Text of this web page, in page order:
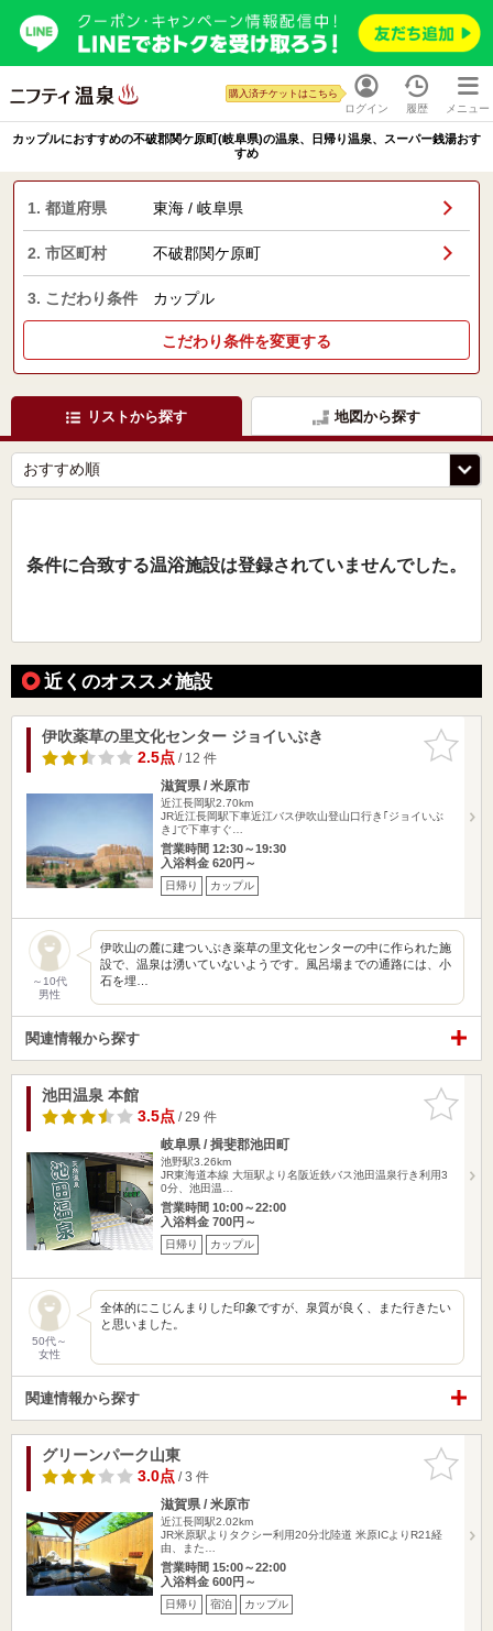
ログイン
購入済チケットはこちら
履歴 メニュー
カップルにおすすめの不破郡関ケ原町(岐阜県)の温泉、日帰り温泉、スーパー銭湯おす
すめ
1. 都道府県 東海 / 岐阜県
2. 市区町村 不破郡関ケ原町
3. こだわり条件 カップル
こだわり条件を変更する
リストから探す 地図から探す
条件に合致する温浴施設は登録されていませんでした。
近くのオススメ施設
お気に入
りに追加
伊吹薬草の里文化センター ジョイいぶき
2.5点/ 12 件
滋賀県 / 米原市
近江長岡駅2.70km
JR近江長岡駅下車近江バス伊吹山登山口行き｢ジョイいぶ
き｣で下車すぐ…
営業時間 12:30～19:30
入浴料金 620円～
日帰り カップル
～10代
男性
伊吹山の麓に建ついぶき薬草の里文化センターの中に作られた施
設で、温泉は湧いていないようです。風呂場までの通路には、小
石を埋…
関連情報から探す
お気に入
りに追加
池田温泉 本館
3.5点/ 29 件
岐阜県 / 揖斐郡池田町
池野駅3.26km
JR東海道本線 大垣駅より名阪近鉄バス池田温泉行き利用3
0分、池田温…
営業時間 10:00～22:00
入浴料金 700円～
日帰り カップル
50代～
女性
全体的にこじんまりした印象ですが、泉質が良く、また行きたい
と思いました。
関連情報から探す
お気に入
りに追加
グリーンパーク山東
3.0点/ 3 件
滋賀県 / 米原市
近江長岡駅2.02km
JR米原駅よりタクシー利用20分北陸道 米原ICよりR21経
由、また…
営業時間 15:00～22:00
入浴料金 600円～
日帰り 宿泊 カップル